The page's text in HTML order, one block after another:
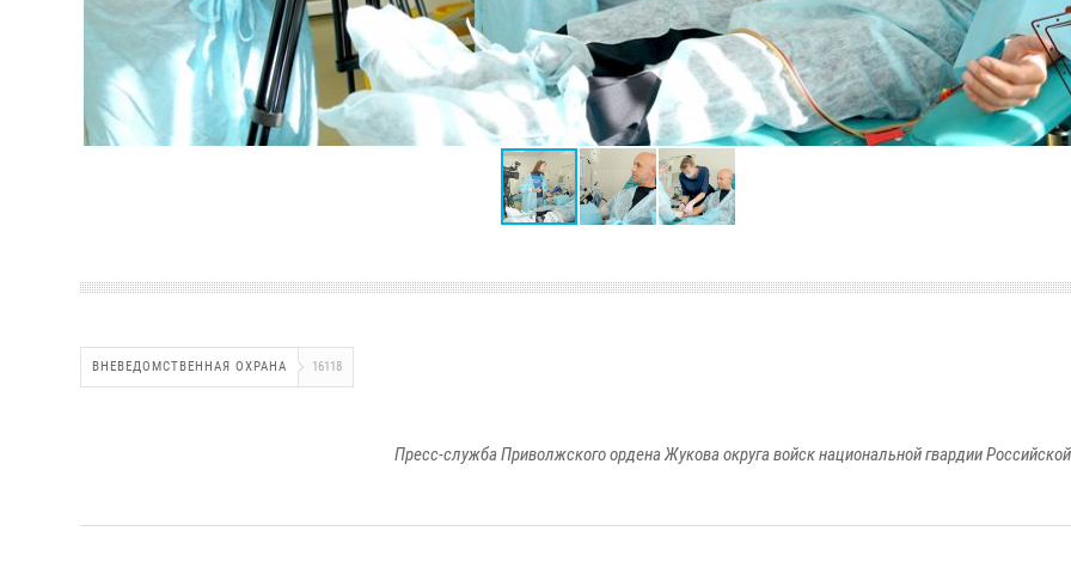
ВНЕВЕДОМСТВЕННАЯ ОХРАНА 16118
Пресс-служба Приволжского ордена Жукова округа войск национальной гвардии